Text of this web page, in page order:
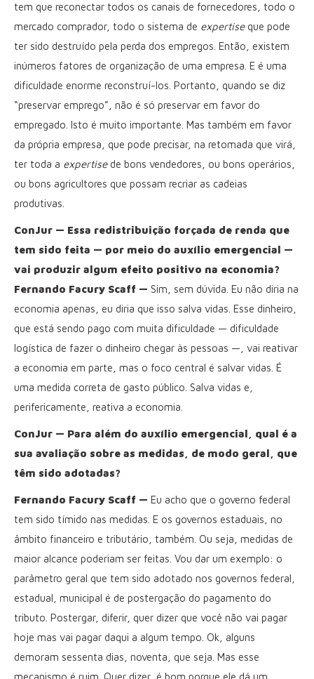
tem que reconectar todos os canais de fornecedores, todo o
mercado comprador, todo o sistema de expertiseque pode
ter sido destruído pela perda dos empregos. Então, existem
inúmeros fatores de organização de uma empresa. E é uma
dificuldade enorme reconstruí-los. Portanto, quando se diz
“preservar emprego”, não é só preservar em favor do
empregado. Isto é muito importante. Mas também em favor
da própria empresa, que pode precisar, na retomada que virá,
ter toda a expertisede bons vendedores, ou bons operários,
ou bons agricultores que possam recriar as cadeias
produtivas.
ConJur — Essa redistribuição forçada de renda que
tem sido feita — por meio do auxílio emergencial —
vai produzir algum efeito positivo na economia?
Fernando Facury Scaff — Sim, sem dúvida. Eu não diria na
economia apenas, eu diria que isso salva vidas. Esse dinheiro,
que está sendo pago com muita dificuldade — dificuldade
logística de fazer o dinheiro chegar às pessoas —, vai reativar
a economia em parte, mas o foco central é salvar vidas. É
uma medida correta de gasto público. Salva vidas e,
perifericamente, reativa a economia.
ConJur — Para além do auxílio emergencial, qual é a
sua avaliação sobre as medidas, de modo geral, que
têm sido adotadas?
Fernando Facury Scaff — Eu acho que o governo federal
tem sido tímido nas medidas. E os governos estaduais, no
âmbito financeiro e tributário, também. Ou seja, medidas de
maior alcance poderiam ser feitas. Vou dar um exemplo: o
parâmetro geral que tem sido adotado nos governos federal,
estadual, municipal é de postergação do pagamento do
tributo. Postergar, diferir, quer dizer que você não vai pagar
hoje mas vai pagar daqui a algum tempo. Ok, alguns
demoram sessenta dias, noventa, que seja. Mas esse
mecanismo é ruim. Quer dizer, é bom porque ele dá um